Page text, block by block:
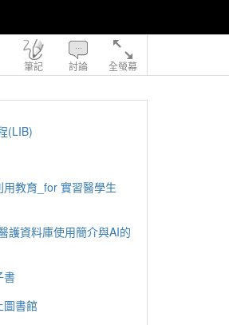
筆記 討論 全螢幕
(LIB)
教育_for 實習醫學生
護資料庫使用簡介與AI的
書
圖書館